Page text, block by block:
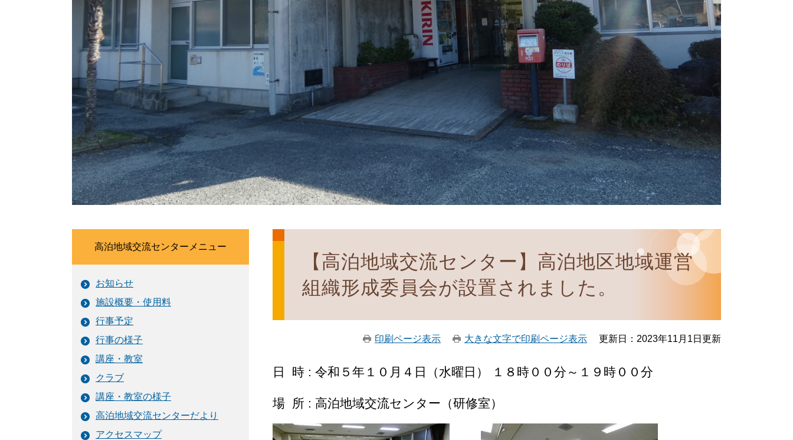
【高泊地域交流センター】高泊地区地域運営
組織形成委員会が設置されました。
印刷ページ表示 大きな文字で印刷ページ表示 更新日：2023年11月1日更新
日 時 : 令和５年１０月４日（水曜日） １８時００分～１９時００分
場 所 : 高泊地域交流センター（研修室）
高泊地域交流センターメニュー
お知らせ
施設概要・使用料
行事予定
行事の様子
講座・教室
クラブ
講座・教室の様子
高泊地域交流センターだより
アクセスマップ